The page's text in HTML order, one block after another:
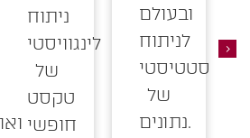
ניתוח
לינגוויסטי
של
טקסט
חופשי
ויישום
מודלים
לחקר
ביצועים
ואופטימיזציה